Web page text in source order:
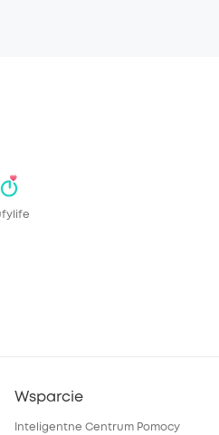
Wsparcie
Inteligentne Centrum Pomocy